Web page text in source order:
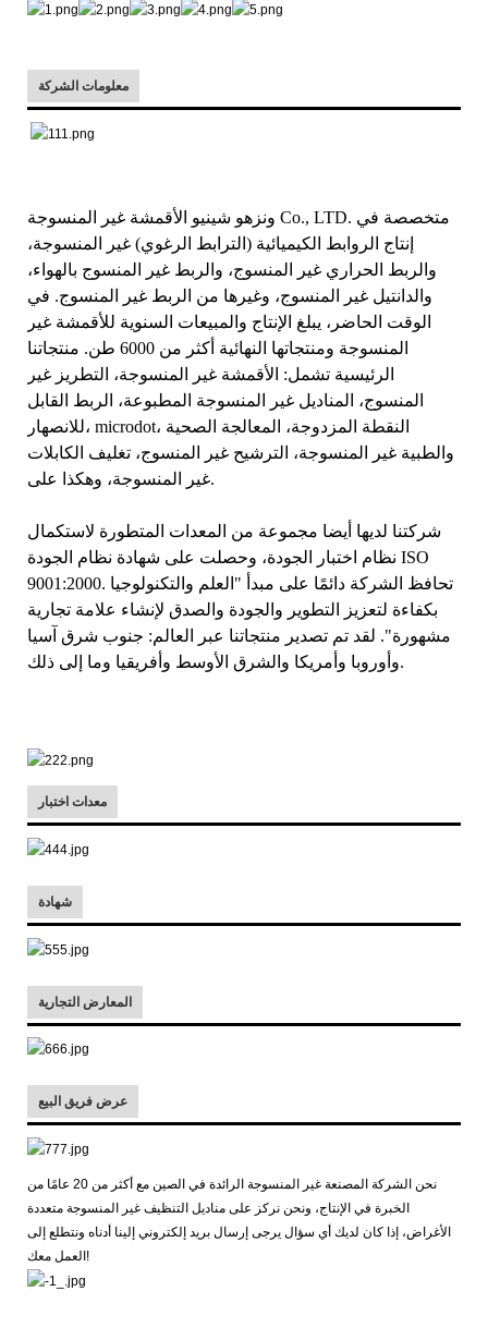
معلومات الشركة
ونزهو شينيو الأقمشة غير المنسوجة Co., LTD. متخصصة في
إنتاج الروابط الكيميائية (الترابط الرغوي) غير المنسوجة،
والربط الحراري غير المنسوج، والربط غير المنسوج بالهواء،
والدانتيل غير المنسوج، وغيرها من الربط غير المنسوج. في
الوقت الحاضر، يبلغ الإنتاج والمبيعات السنوية للأقمشة غير
المنسوجة ومنتجاتها النهائية أكثر من 6000 طن. منتجاتنا
الرئيسية تشمل: الأقمشة غير المنسوجة، التطريز غير
المنسوج، المناديل غير المنسوجة المطبوعة، الربط القابل
للانصهار، microdot، النقطة المزدوجة، المعالجة الصحية
والطبية غير المنسوجة، الترشيح غير المنسوج، تغليف الكابلات
غير المنسوجة، وهكذا على.
شركتنا لديها أيضا مجموعة من المعدات المتطورة لاستكمال
نظام اختبار الجودة، وحصلت على شهادة نظام الجودة ISO
9001:2000. تحافظ الشركة دائمًا على مبدأ "العلم والتكنولوجيا
بكفاءة لتعزيز التطوير والجودة والصدق لإنشاء علامة تجارية
مشهورة". لقد تم تصدير منتجاتنا عبر العالم: جنوب شرق آسيا
وأوروبا وأمريكا والشرق الأوسط وأفريقيا وما إلى ذلك.
معدات اختبار
شهادة
المعارض التجارية
عرض فريق البيع
نحن الشركة المصنعة غير المنسوجة الرائدة في الصين مع أكثر من 20 عامًا من
الخبرة في الإنتاج، ونحن نركز على مناديل التنظيف غير المنسوجة متعددة
الأغراض، إذا كان لديك أي سؤال يرجى إرسال بريد إلكتروني إلينا أدناه ونتطلع إلى
العمل معك!